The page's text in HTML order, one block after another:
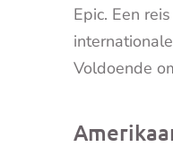
Epic. Een
Voldoende